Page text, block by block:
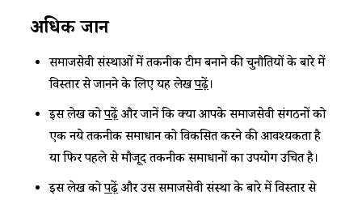
अधिक जानें
समाजसेवी संस्थाओं में तकनीक टीम बनाने की चुनौतियों के बारे में
विस्तार से जानने के लिए यह लेखपढ़ें।
इस लेख कोपढ़ेंऔर जानें कि क्या आपके समाजसेवी संगठनों को
एक नये तकनीक समाधान को विकसित करने की आवश्यकता है
या फिर पहले से मौजूद तकनीक समाधानों का उपयोग उचित है।
इस लेख कोपढ़ेंऔर उस समाजसेवी संस्था के बारे में विस्तार से